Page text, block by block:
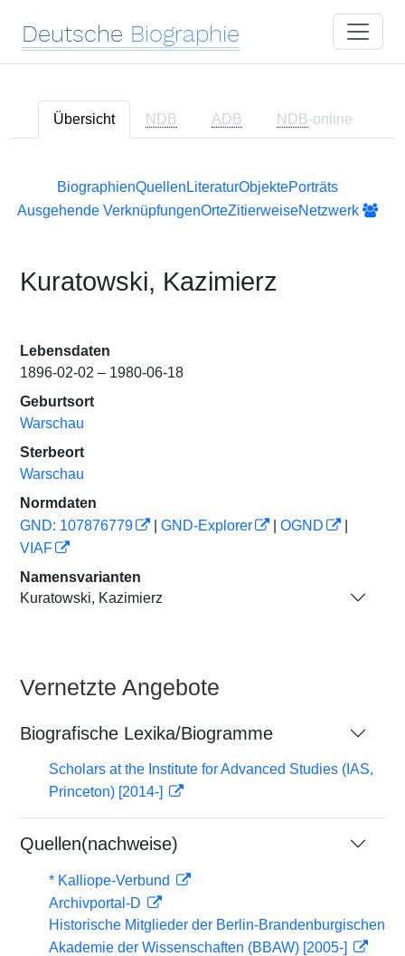
Deutsche Biographie
Übersicht NDB ADB NDB-online
BiographienQuellen LiteraturObjektePorträts
Ausgehende VerknüpfungenOrteZitierweiseNetzwerk
Kuratowski, Kazimierz
Lebensdaten
1896-02-02 – 1980-06-18
Geburtsort
Warschau
Sterbeort
Warschau
Normdaten
GND: 107876779
GND-Explorer OGND
VIAF
Namensvarianten
Kuratowski, Kazimierz
Vernetzte Angebote
Biografische Lexika/Biogramme
Scholars at the Institute for Advanced Studies (IAS,
Princeton) [2014-]
Quellen(nachweise)
* Kalliope-Verbund
Archivportal-D
Historische Mitglieder der Berlin-Brandenburgischen
Akademie der Wissenschaften (BBAW) [2005-]